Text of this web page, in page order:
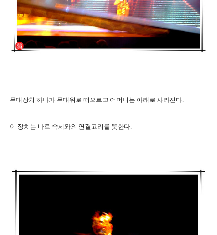
무대장치 하나가 무대위로 떠오르고 어머니는 아래로 사라진다.
이 장치는 바로 속세와의 연결고리를 뜻한다.